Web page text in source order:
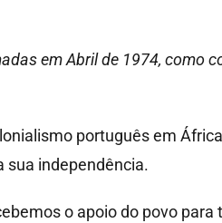
em Abril de 1974, como
português em
sua independência.
o apoio do povo para